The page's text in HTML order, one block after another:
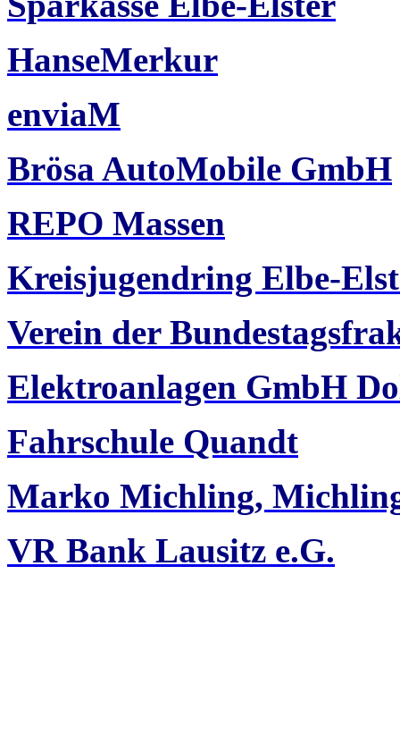
HanseMerkur
enviaM
Brösa AutoMobile GmbH
REPO Massen
Kreisjugendring Elbe-
Verein der
Elektroanlagen GmbH
Fahrschule Quandt
Marko Michling,
VR Bank Lausitz e.G.